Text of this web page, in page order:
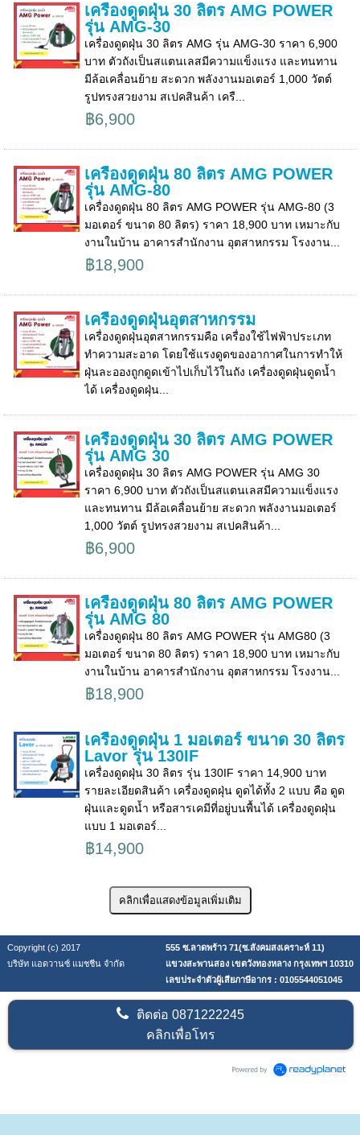
เครื่องดูดฝุ่น 30 ลิตร AMG POWER
รุ่น AMG-30
เครื่องดูดฝุ่น 30 ลิตร AMG รุ่น AMG-30 ราคา 6,900
บาท ตัวถังเป็นสแตนเลสมีความแข็งแรง และทนทาน
มีล้อเคลื่อนย้าย สะดวก พลังงานมอเตอร์ 1,000 วัตต์
รูปทรงสวยงาม สเปคสินค้า เครื...
฿6,900
เครื่องดูดฝุ่น 80 ลิตร AMG POWER
รุ่น AMG-80
เครื่องดูดฝุ่น 80 ลิตร AMG POWER รุ่น AMG-80 (3
มอเตอร์ ขนาด 80 ลิตร) ราคา 18,900 บาท เหมาะกับ
งานในบ้าน อาคารสำนักงาน อุตสาหกรรม โรงงาน...
฿18,900
เครื่องดูดฝุ่นอุตสาหกรรม
เครื่องดูดฝุ่นอุตสาหกรรมคือ เครื่องใช้ไฟฟ้าประเภท
ทำความสะอาด โดยใช้แรงดูดของอากาศในการทำให้
ฝุ่นละอองถูกดูดเข้าไปเก็บไว้ในถัง เครื่องดูดฝุ่นดูดน้ำ
ได้ เครื่องดูดฝุ่น...
เครื่องดูดฝุ่น 30 ลิตร AMG POWER
รุ่น AMG 30
เครื่องดูดฝุ่น 30 ลิตร AMG POWER รุ่น AMG 30
ราคา 6,900 บาท ตัวถังเป็นสแตนเลสมีความแข็งแรง
และทนทาน มีล้อเคลื่อนย้าย สะดวก พลังงานมอเตอร์
1,000 วัตต์ รูปทรงสวยงาม สเปคสินค้า...
฿6,900
เครื่องดูดฝุ่น 80 ลิตร AMG POWER
รุ่น AMG 80
เครื่องดูดฝุ่น 80 ลิตร AMG POWER รุ่น AMG80 (3
มอเตอร์ ขนาด 80 ลิตร) ราคา 18,900 บาท เหมาะกับ
งานในบ้าน อาคารสำนักงาน อุตสาหกรรม โรงงาน...
฿18,900
เครื่องดูดฝุ่น 1 มอเตอร์ ขนาด 30 ลิตร
Lavor รุ่น 130IF
เครื่องดูดฝุ่น 30 ลิตร รุ่น 130IF ราคา 14,900 บาท
รายละเอียดสินค้า เครื่องดูดฝุ่น ดูดได้ทั้ง 2 แบบ คือ ดูด
ฝุ่นและดูดน้ำ หรือสารเคมีที่อยู่บนพื้นได้ เครื่องดูดฝุ่น
แบบ 1 มอเตอร์...
฿14,900
Copyright (c) 2017
555 ซ.ลาดพร้าว 71(ซ.สังคมสงเคราะห์ 11)
บริษัท แอดวานซ์ แมชชีน จำกัด
แขวงสะพานสอง เขตวังทองหลาง กรุงเทพฯ 10310
เลขประจำตัวผู้เสียภาษีอากร : 0105544051045
ติดต่อ0871222245
คลิกเพื่อโทร